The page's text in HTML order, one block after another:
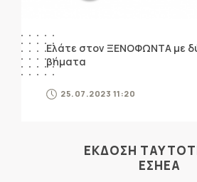
Ελάτε στον ΞΕΝΟΦΩΝΤΑ με
βήματα
25.07.2023 11:20
ΕΚΔΟΣΗ
ΕΣΗΕΑ